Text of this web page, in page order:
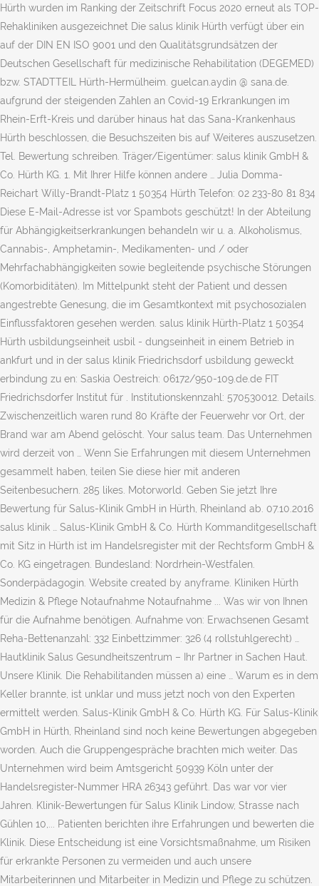
Hürth wurden im Ranking der Zeitschrift Focus 2020 erneut als TOP-
Rehakliniken ausgezeichnet Die salus klinik Hürth verfügt über ein
auf der DIN EN ISO 9001 und den Qualitätsgrundsätzen der
Deutschen Gesellschaft für medizinische Rehabilitation (DEGEMED)
bzw. STADTTEIL Hürth-Hermülheim. guelcan.aydin @ sana.de.
aufgrund der steigenden Zahlen an Covid-19 Erkrankungen im
Rhein-Erft-Kreis und darüber hinaus hat das Sana-Krankenhaus
Hürth beschlossen, die Besuchszeiten bis auf Weiteres auszusetzen.
Tel. Bewertung schreiben. Träger/Eigentümer: salus klinik GmbH &
Co. Hürth KG. 1. Mit Ihrer Hilfe können andere … Julia Domma-
Reichart Willy-Brandt-Platz 1 50354 Hürth Telefon: 02 233-80 81 834
Diese E-Mail-Adresse ist vor Spambots geschützt! In der Abteilung
für Abhängigkeitserkrankungen behandeln wir u. a. Alkoholismus,
Cannabis-, Amphetamin-, Medikamenten- und / oder
Mehrfachabhängigkeiten sowie begleitende psychische Störungen
(Komorbiditäten). Im Mittelpunkt steht der Patient und dessen
angestrebte Genesung, die im Gesamtkontext mit psychosozialen
Einflussfaktoren gesehen werden. salus klinik Hürth-Platz 1 50354
Hürth usbildungseinheit usbil - dungseinheit in einem Betrieb in
ankfurt und in der salus klinik Friedrichsdorf usbildung geweckt
erbindung zu en: Saskia Oestreich: 06172/950-109.de.de FIT
Friedrichsdorfer Institut für . Institutionskennzahl: 570530012. Details.
Zwischenzeitlich waren rund 80 Kräfte der Feuerwehr vor Ort, der
Brand war am Abend gelöscht. Your salus team. Das Unternehmen
wird derzeit von … Wenn Sie Erfahrungen mit diesem Unternehmen
gesammelt haben, teilen Sie diese hier mit anderen
Seitenbesuchern. 285 likes. Motorworld. Geben Sie jetzt Ihre
Bewertung für Salus-Klinik GmbH in Hürth, Rheinland ab. 07.10.2016
salus klinik … Salus-Klinik GmbH & Co. Hürth Kommanditgesellschaft
mit Sitz in Hürth ist im Handelsregister mit der Rechtsform GmbH &
Co. KG eingetragen. Bundesland: Nordrhein-Westfalen.
Sonderpädagogin. Website created by anyframe. Kliniken Hürth
Medizin & Pflege Notaufnahme Notaufnahme ... Was wir von Ihnen
für die Aufnahme benötigen. Aufnahme von: Erwachsenen Gesamt
Reha-Bettenanzahl: 332 Einbettzimmer: 326 (4 rollstuhlgerecht) …
Hautklinik Salus Gesundheitszentrum – Ihr Partner in Sachen Haut.
Unsere Klinik. Die Rehabilitanden müssen a) eine … Warum es in dem
Keller brannte, ist unklar und muss jetzt noch von den Experten
ermittelt werden. Salus-Klinik GmbH & Co. Hürth KG. Für Salus-Klinik
GmbH in Hürth, Rheinland sind noch keine Bewertungen abgegeben
worden. Auch die Gruppengespräche brachten mich weiter. Das
Unternehmen wird beim Amtsgericht 50939 Köln unter der
Handelsregister-Nummer HRA 26343 geführt. Das war vor vier
Jahren. Klinik-Bewertungen für Salus Klinik Lindow, Strasse nach
Gühlen 10,... Patienten berichten ihre Erfahrungen und bewerten die
Klinik. Diese Entscheidung ist eine Vorsichtsmaßnahme, um Risiken
für erkrankte Personen zu vermeiden und auch unsere
Mitarbeiterinnen und Mitarbeiter in Medizin und Pflege zu schützen.